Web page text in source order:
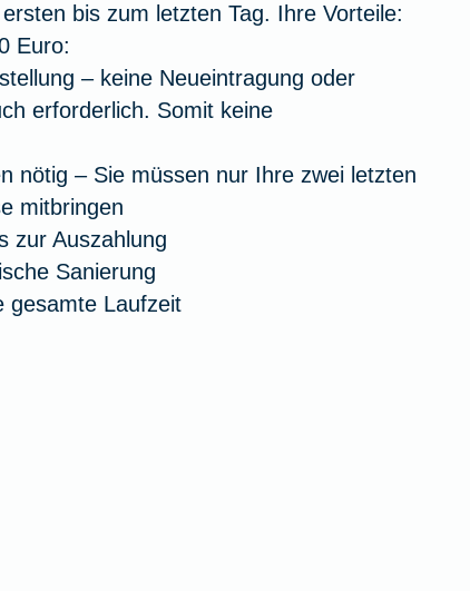
bis zum letzten Tag. Ihre Vorteile:
Euro:
– keine Neueintragung oder
erforderlich. Somit keine
nötig – Sie müssen nur Ihre zwei letzten
mitbringen
zur Auszahlung
Sanierung
gesamte Laufzeit